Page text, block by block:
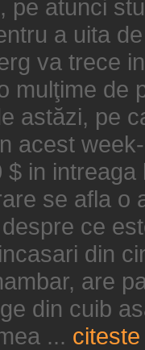
pe atunci
a uita
va trece
mulţime de
astăzi, pe
acest
$ in
se afla o
ce
din
are
din cuib
...